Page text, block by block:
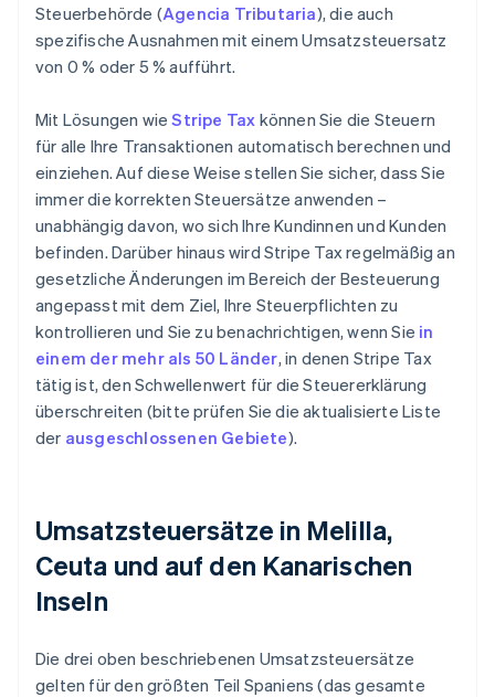
Steuerbehörde (Agencia Tributaria), die auch
spezifische Ausnahmen mit einem Umsatzsteuersatz
von 0 % oder 5 % aufführt.
Mit Lösungen wieStripe Tax können Sie die Steuern
für alle Ihre Transaktionen automatisch berechnen und
einziehen. Auf diese Weise stellen Sie sicher, dass Sie
immer die korrekten Steuersätze anwenden –
unabhängig davon, wo sich Ihre Kundinnen und Kunden
befinden. Darüber hinaus wird Stripe Tax regelmäßig an
gesetzliche Änderungen im Bereich der Besteuerung
angepasst mit dem Ziel, Ihre Steuerpflichten zu
kontrollieren und Sie zu benachrichtigen, wenn Sie in
einem der mehr als 50 Länder, in denen Stripe Tax
tätig ist, den Schwellenwert für die Steuererklärung
überschreiten (bitte prüfen Sie die aktualisierte Liste
der ausgeschlossenen Gebiete).
Umsatzsteuersätze in Melilla,
Ceuta und auf den Kanarischen
Inseln
Die drei oben beschriebenen Umsatzsteuersätze
gelten für den größten Teil Spaniens (das gesamte